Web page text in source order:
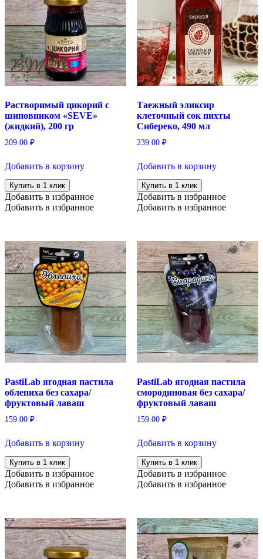
Растворимый цикорий с
шиповником «SEVE»
(жидкий), 200 гр
209.00 ₽
Добавить в корзину
Купить в 1 клик
Добавить в избранное
Добавить в избранное
Таежный эликсир
клеточный сок пихты
Сибереко, 490 мл
239.00 ₽
Добавить в корзину
Купить в 1 клик
Добавить в избранное
Добавить в избранное
PastiLab ягодная пастила
облепиха без сахара/
фруктовый лаваш
159.00 ₽
Добавить в корзину
Купить в 1 клик
Добавить в избранное
Добавить в избранное
PastiLab ягодная пастила
смородиновая без сахара/
фруктовый лаваш
159.00 ₽
Добавить в корзину
Купить в 1 клик
Добавить в избранное
Добавить в избранное